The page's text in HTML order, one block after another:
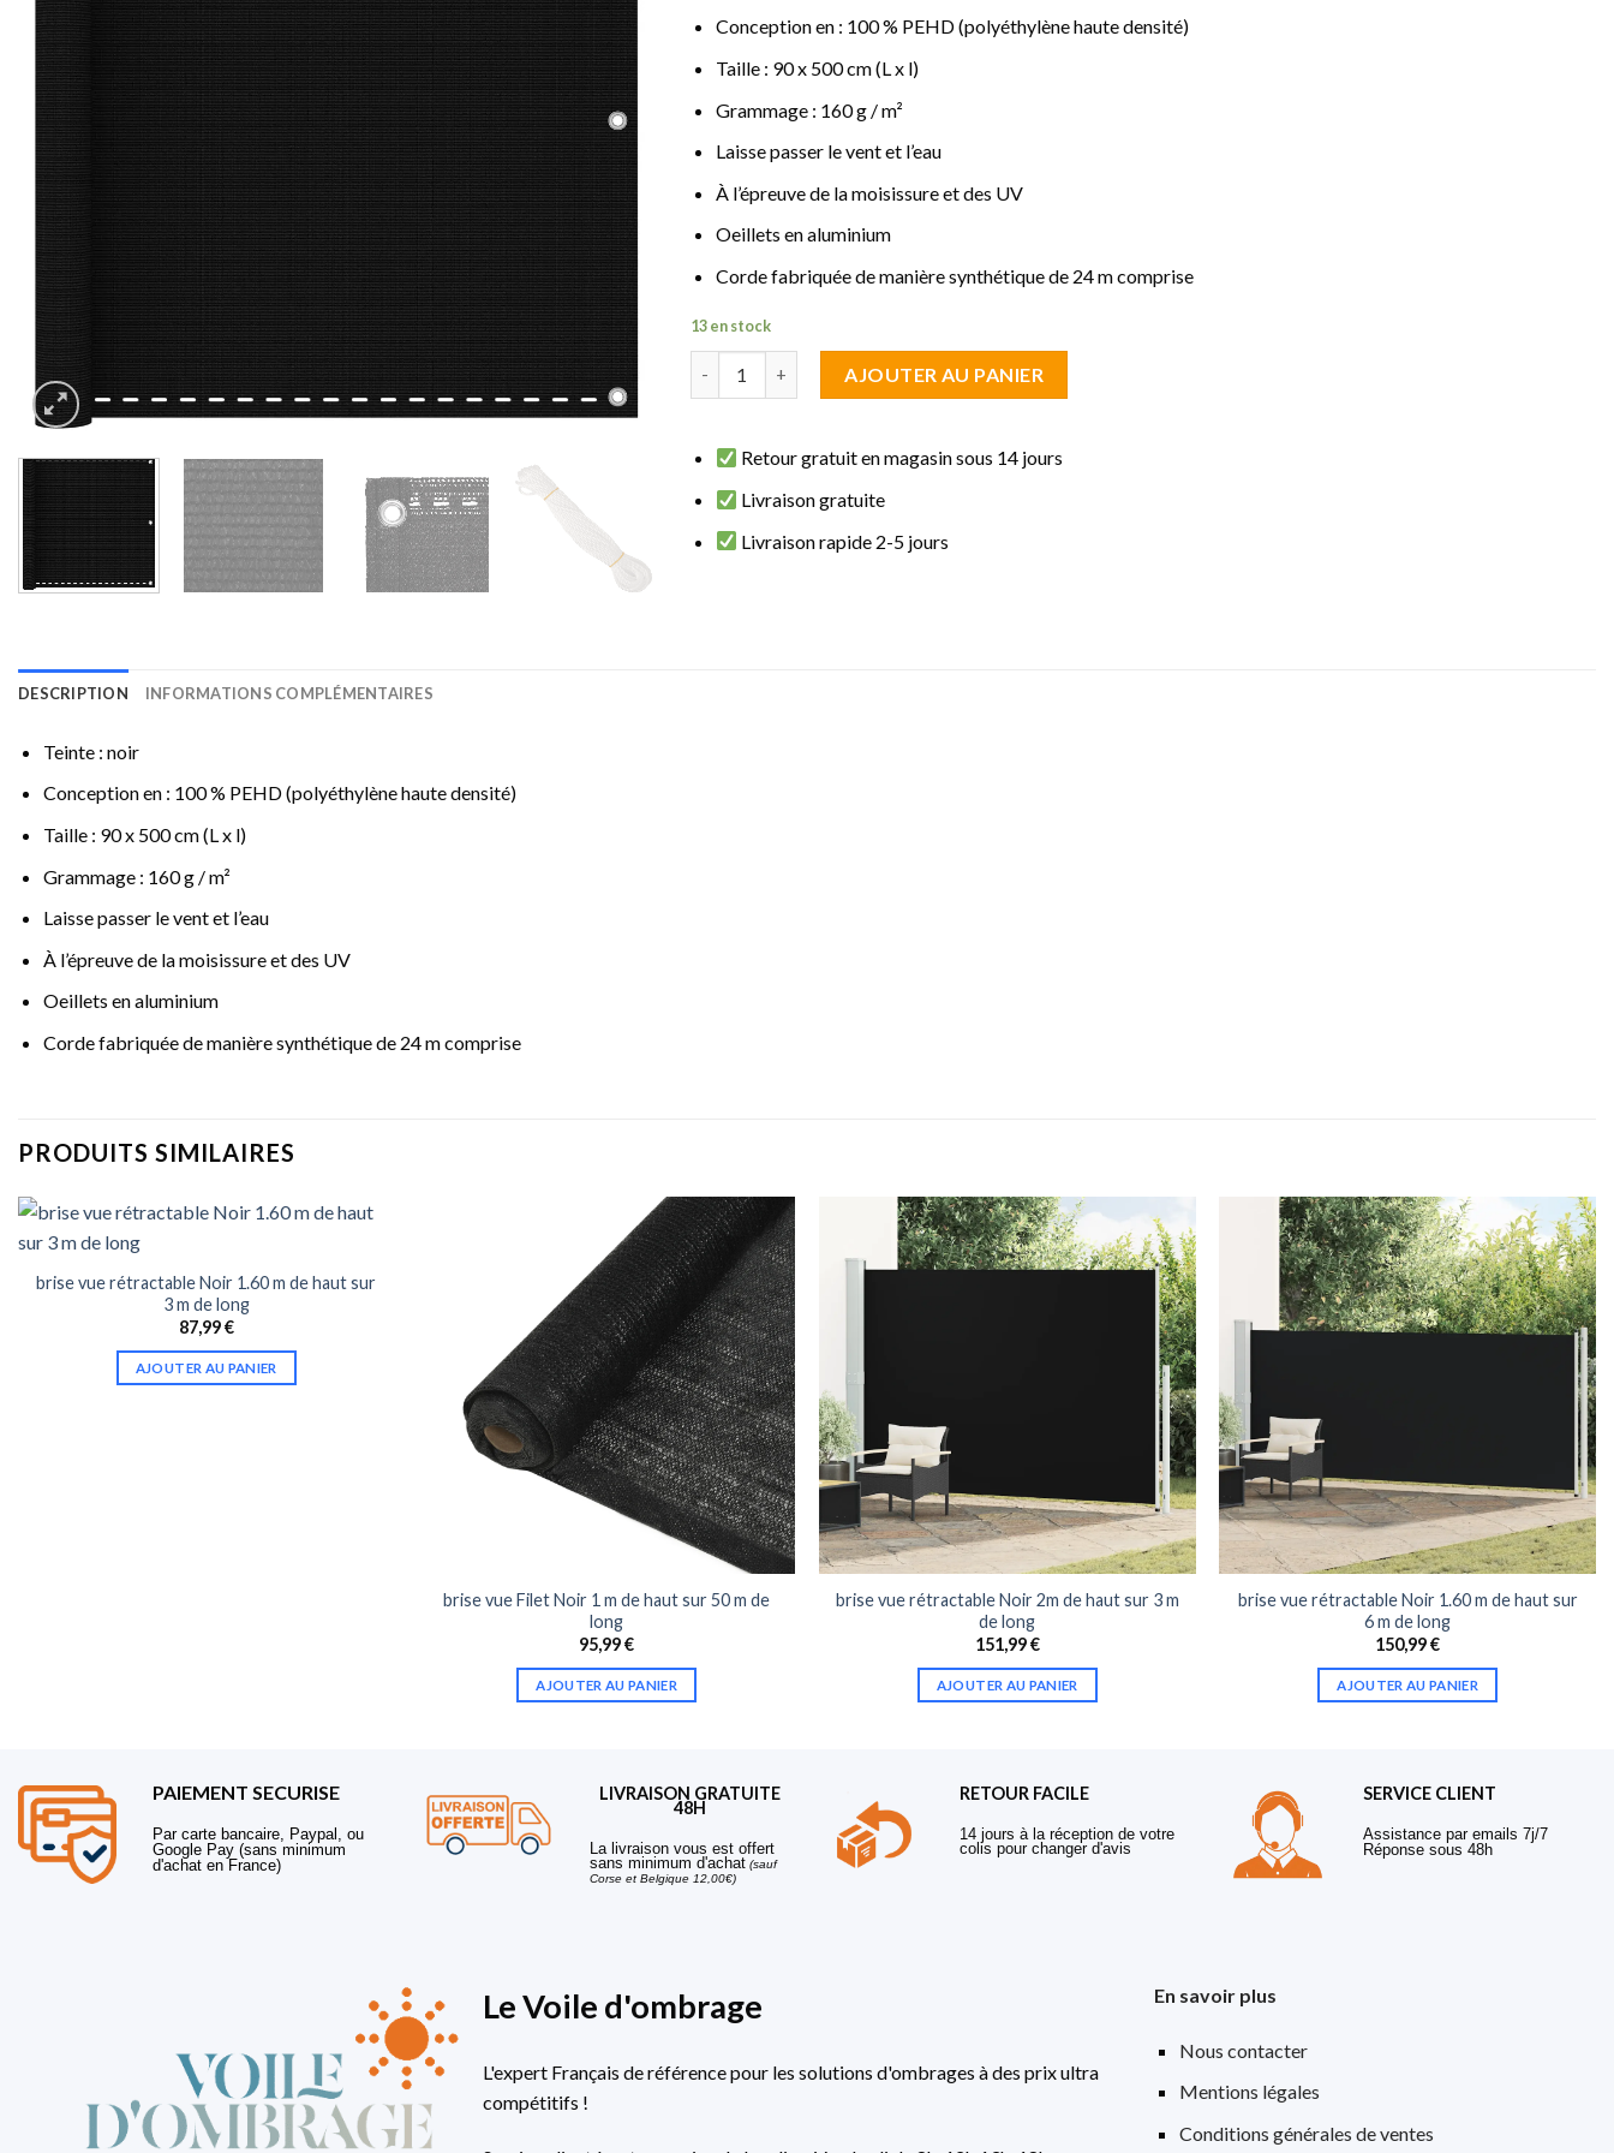
Conception en : 100 % PEHD (polyéthylène haute densité)
Taille : 90 x 500 cm (L x l)
Grammage : 160 g / m²
Laisse passer le vent et l’eau
À l’épreuve de la moisissure et des UV
Oeillets en aluminium
Corde fabriquée de manière synthétique de 24 m comprise
13 en stock
AJOUTER AU PANIER
Retour gratuit en magasin sous 14 jours
Livraison gratuite
Livraison rapide 2-5 jours
DESCRIPTION INFORMATIONS COMPLÉMENTAIRES
Teinte : noir
Conception en : 100 % PEHD (polyéthylène haute densité)
Taille : 90 x 500 cm (L x l)
Grammage : 160 g / m²
Laisse passer le vent et l’eau
À l’épreuve de la moisissure et des UV
Oeillets en aluminium
Corde fabriquée de manière synthétique de 24 m comprise
PRODUITS SIMILAIRES
brise vue rétractable Noir 1.60 m de haut sur
3 m de long
87,99€
AJOUTER AU PANIER
brise vue Filet Noir 1 m de haut sur 50 m de
long
95,99€
AJOUTER AU PANIER
brise vue rétractable Noir 2m de haut sur 3 m
de long
151,99€
AJOUTER AU PANIER
brise vue rétractable Noir 1.60 m de haut sur
6 m de long
150,99€
AJOUTER AU PANIER
PAIEMENT SECURISE
Par carte bancaire, Paypal, ou
Google Pay (sans minimum
d'achat en France)
LIVRAISON GRATUITE
48H
La livraison vous est offert
sans minimum d'achat (sauf
Corse et Belgique 12,00€)
RETOUR FACILE
14 jours à la réception de votre
colis pour changer d'avis
SERVICE CLIENT
Assistance par emails 7j/7
Réponse sous 48h
Le Voile d'ombrage
L'expert Français de référence pour les solutions d'ombrages à des prix ultra
compétitifs !
En savoir plus
Nous contacter
Mentions légales
Conditions générales de ventes